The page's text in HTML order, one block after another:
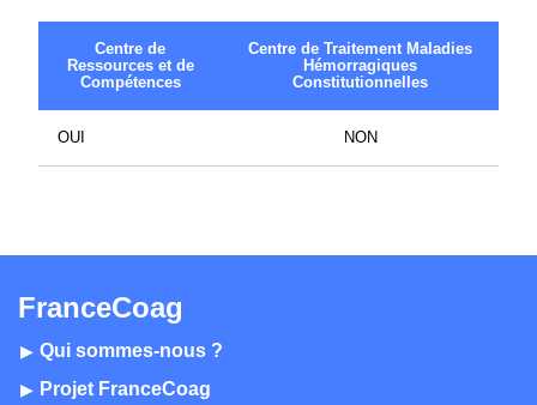
Centre de
Ressources et de
Compétences
Centre de Traitement Maladies
Hémorragiques
Constitutionnelles
OUI NON
FranceCoag
Qui sommes-nous ?
Projet FranceCoag